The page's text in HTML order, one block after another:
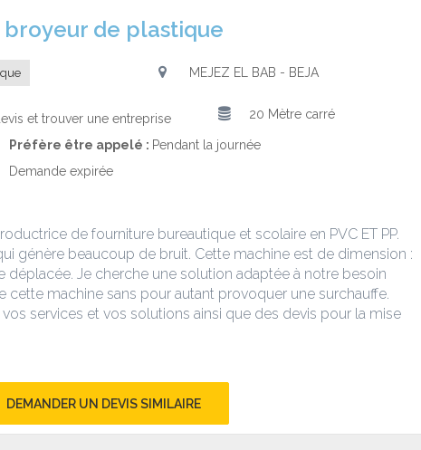
broyeur de plastique
MEJEZ EL BAB - BEJA
et trouver une entreprise 20 Mètre carré
Préfère être appelé : Pendant la journée
Demande expirée
de fourniture bureautique et scolaire en PVC ET PP.
génère beaucoup de bruit. Cette machine est de dimension :
déplacée. Je cherche une solution adaptée à notre besoin
machine sans pour autant provoquer une surchauffe.
services et vos solutions ainsi que des devis pour la mise
DEMANDER UN DEVIS SIMILAIRE